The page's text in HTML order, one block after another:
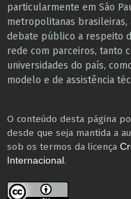
particularmente em São
metropolitanas brasileiras,
debate público a respeito
r​e​de com parceiros, tanto
universidades do país,
modelo e de assistência
O conteúdo desta página
desde que seja mantida a
sob os termos da licença
Internacional .